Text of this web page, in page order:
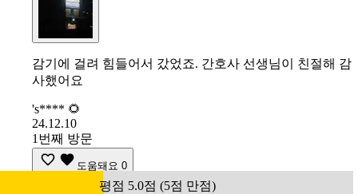
감기에 걸려 힘들어서 갔었죠. 간호사 선생님이 친절해 감
사했어요
's**** 🌻
24.12.10
1번째 방문
도움돼요 0
평점 5.0점 (5점 만점)